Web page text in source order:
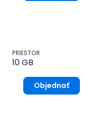
PRIESTOR
10 GB
Objednať